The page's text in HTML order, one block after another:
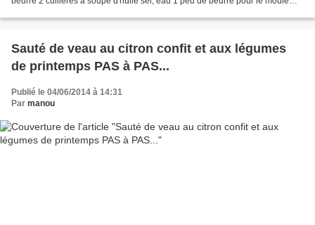
Sauté de veau au citron confit et aux légumes
de printemps PAS à PAS...
Publié le 04/06/2014 à 14:31
Par manou